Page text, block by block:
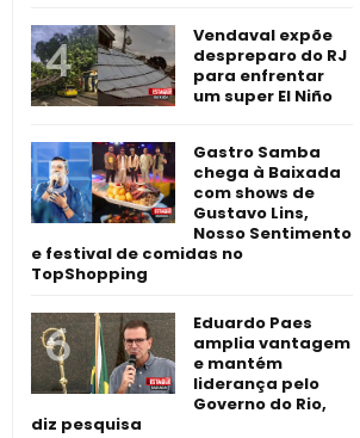
Vendaval expõe
despreparo do RJ
para enfrentar
um super El Niño
Gastro Samba
chega à Baixada
com shows de
Gustavo Lins,
Nosso Sentimento
e festival de comidas no
TopShopping
Eduardo Paes
amplia vantagem
e mantém
liderança pelo
Governo do Rio,
diz pesquisa